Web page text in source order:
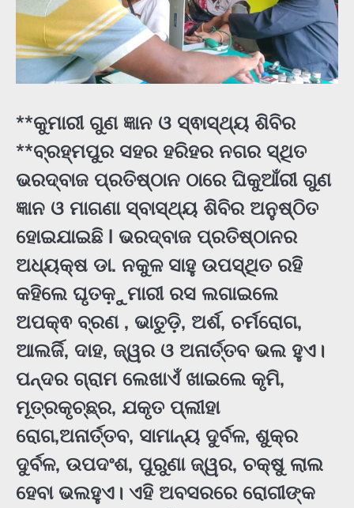
**କୁମାରୀ ଗୁଣ ଜ୍ଞାନ ଓ ସ୍ଵାସ୍ଥ୍ୟ ଶିବିର
**ବ୍ରହ୍ମପୁର ସହର ହରିହର ନଗର ସ୍ଥିତ
ଭରଦ୍ବାଜ ପ୍ରତିଷ୍ଠାନ ଠାରେ ଘିକୁଆଁରୀ ଗୁଣ
ଜ୍ଞାନ ଓ ମାଗଣା ସ୍ବାସ୍ଥ୍ୟ ଶିବିର ଅନୁଷ୍ଠିତ
ହୋଇଯାଇଛି l ଭରଦ୍ବାଜ ପ୍ରତିଷ୍ଠାନର
ଅଧ୍ୟକ୍ଷ ଡା. ନକୁଳ ସାହୁ ଉପସ୍ଥିତ ରହି
କହିଲେ ଘୃତକ଼ୁମାରୀ ରସ ଲଗାଇଲେ
ଅପକ୍ଵ ବ୍ରଣ , ଭାତୁଡ଼ି, ଅର୍ଶ, ଚର୍ମରୋଗ,
ଆଲର୍ଜି, ଦାହ, ଜ୍ୱର ଓ ଅନାର୍ତ୍ତବ ଭଲ ହୁଏ।
ପନ୍ଦର ଗ୍ରାମ ଲେଖାଏଁ ଖାଇଲେ କୃମି,
ମୂତ୍ରକୃଚ୍ଛ୍ର, ଯକୃତ ପ୍ଲୀହା
ରୋଗ,ଅନାର୍ତ୍ତବ, ସାମାନ୍ୟ ଦୁର୍ବଳ, ଶୁକ୍ର
ଦୁର୍ବଳ, ଉପଦଂଶ, ପୁରୁଣା ଜ୍ୱର, ଚକ୍ଷୁ ଲାଲ
ହେବା ଭଲହୁଏ। ଏହି ଅବସରରେ ରୋଗୀଙ୍କ